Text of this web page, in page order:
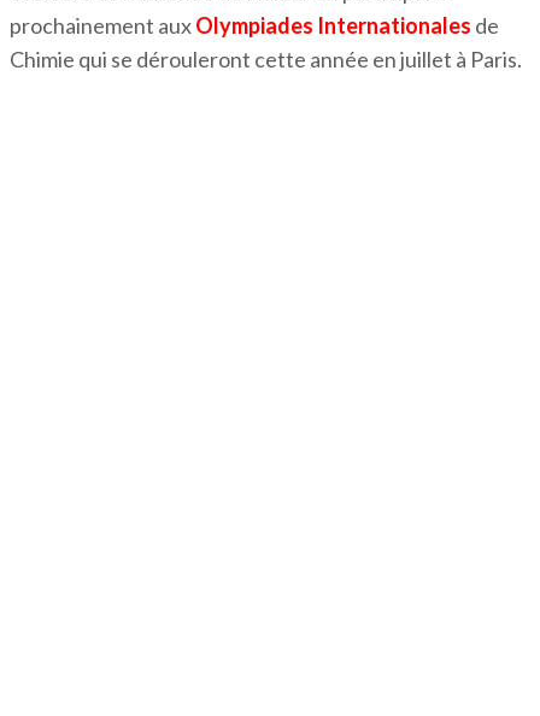
prochainement auxOlympiades Internationales de
Chimie qui se dérouleront cette année en juillet à Paris.